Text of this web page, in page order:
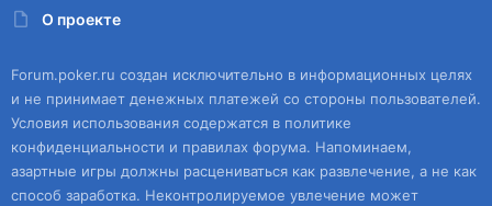
О проекте
Forum.poker.ru создан исключительно в информационных целях
и не принимает денежных платежей со стороны пользователей.
Условия использования содержатся в политике
конфиденциальности и правилах форума. Напоминаем,
азартные игры должны расцениваться как развлечение, а не как
способ заработка. Неконтролируемое увлечение может